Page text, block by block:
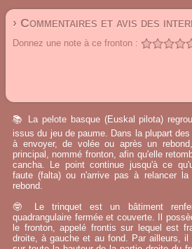
› Commentaires et avis des
Donnez une note à ce fronton :
📚 La pelote basque (Euskal pilota)
issus du jeu de paume. Dans la plupart
à envoyer, de volée ou après un
principal, nommé fronton, afin qu'elle
cancha. Le point continue jusqu'à ce
faute (falta) ou n'arrive pas à relancer
rebond.
🤓 Le trinquet est un bâtiment
quadrangulaire fermée et couverte. Il
le fronton, appelé frontis sur lequel est
droite, à gauche et au fond. Par ailleurs, il